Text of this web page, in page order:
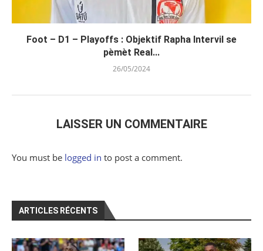
Foot – D1 – Playoffs : Objektif Rapha Intervil se
pèmèt Real...
26/05/2024
LAISSER UN COMMENTAIRE
You must be logged in to post a comment.
ARTICLES RÉCENTS